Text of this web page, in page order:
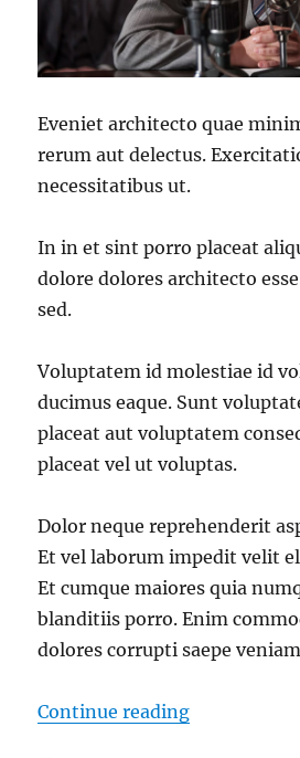
Eveniet architecto quae
rerum aut delectus.
necessitatibus ut.
In in et sint porro placeat
dolore dolores architecto
sed.
Voluptatem id molestiae id
ducimus eaque. Sunt
placeat aut voluptatem
placeat vel ut voluptas.
Dolor neque reprehenderit
Et vel laborum impedit velit
Et cumque maiores quia
blanditiis porro. Enim
dolores corrupti saepe
Continue reading“Laborum